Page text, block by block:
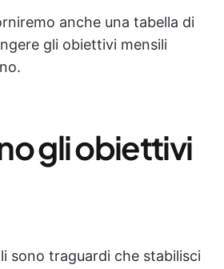
anche una tabella di
gli obiettivi mensili
gli obiettivi
sono traguardi che stabilisci